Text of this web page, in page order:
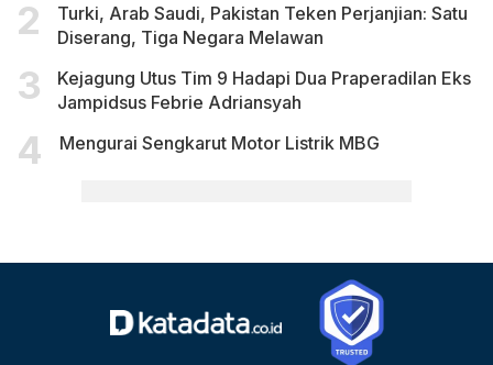
Turki, Arab Saudi, Pakistan Teken Perjanjian: Satu
Diserang, Tiga Negara Melawan
Kejagung Utus Tim 9 Hadapi Dua Praperadilan Eks
Jampidsus Febrie Adriansyah
Mengurai Sengkarut Motor Listrik MBG